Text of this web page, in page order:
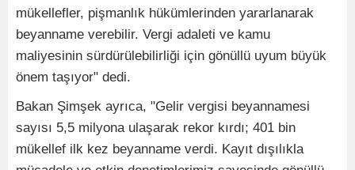
mükellefler, pişmanlık hükümlerinden yararlanarak
beyanname verebilir. Vergi adaleti ve kamu
maliyesinin sürdürülebilirliği için gönüllü uyum büyük
önem taşıyor" dedi.
Bakan Şimşek ayrıca, "Gelir vergisi beyannamesi
sayısı 5,5 milyona ulaşarak rekor kırdı; 401 bin
mükellef ilk kez beyanname verdi. Kayıt dışılıkla